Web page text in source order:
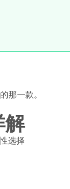
那一款。
解
选择